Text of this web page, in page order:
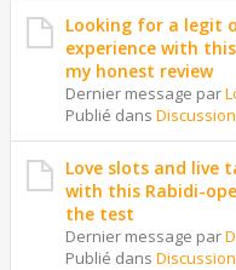
Looking for a legit
experience with
my honest review
Dernier message par
Publié dans
Love slots and live
with this Rabidi-
the test
Dernier message par
Publié dans